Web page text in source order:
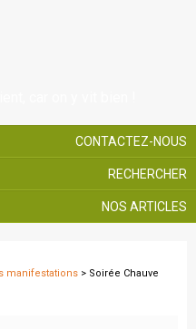
CONTACTEZ-NOUS
RECHERCHER
NOS ARTICLES
manifestations > Soirée Chauve